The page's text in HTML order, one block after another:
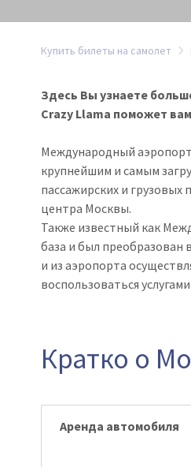
Купить билеты на самолет
Здесь Вы узнаете
Crazy Llama поможет
Международный
крупнейшим и самым
пассажирских и
центра Москвы.
Также известный как
база и был преобразован
и из аэропорта
воспользоваться
Кратко о
Аренда автомобиля